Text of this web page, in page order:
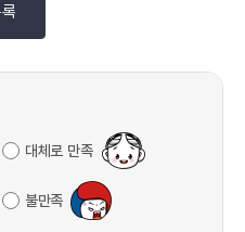
대체로 만족
불만족